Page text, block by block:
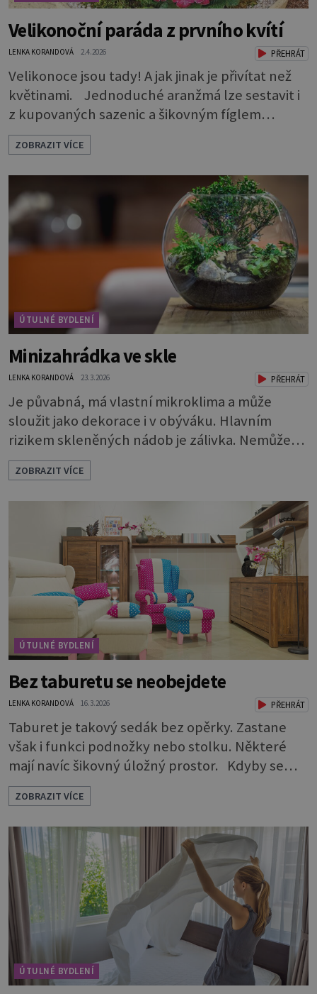
Velikonoční paráda z prvního kvítí
LENKA KORANDOVÁ 2.4.2026 PŘEHRÁT
Velikonoce jsou tady! A jak jinak je přivítat než
květinami. Jednoduché aranžmá lze sestavit i
z kupovaných sazenic a šikovným fíglem
docílíte toho, aby výsledek působil jako dílo
profesionála. Rostliny vyndejte z pěstebních
květináčků a zasaďte je. Povrch zeminy pod listy
pokryjte mechem. Podél okraje pak pomocí
lžíce nasypejte dekorativní štěrk.Díky úpravě
povrchu je z obyčejn
ZOBRAZIT VÍCE
ÚTULNÉ BYDLENÍ
Minizahrádka ve skle
LENKA KORANDOVÁ 23.3.2026 PŘEHRÁT
Je půvabná, má vlastní mikroklima a může
sloužit jako dekorace i v obýváku. Hlavním
rizikem skleněných nádob je zálivka. Nemůže
odtékat a bude se hromadit u dna. To by rychle
vedlo k zahnívání rostlin. Proto je nutné
vytvořit dostatečně vysokou drenážní vrstvu,
která vodu pojme a bude chránit kořeny.
Potřebuje 3 vrstvy: * Na dno dobře vymyté
nádoby naskládejte omyté oblázky. Vrstva by m
ZOBRAZIT VÍCE
ÚTULNÉ BYDLENÍ
Bez taburetu se neobejdete
LENKA KORANDOVÁ 16.3.2026 PŘEHRÁT
Taburet je takový sedák bez opěrky. Zastane
však i funkci podnožky nebo stolku. Některé
mají navíc šikovný úložný prostor. Kdyby se
rozdávaly ceny za nejskromnější, a přitom
užitečný a praktický kus nábytku, určitě by
vyhrál taburet. Je nevtíravý, nenápadný, klidně
si sedí opodál a čeká, až na něj přijde řada, aniž
by jakkoli rušil nebo překážel. A když je ho
zapotřebí, je pohotově p
ZOBRAZIT VÍCE
ÚTULNÉ BYDLENÍ